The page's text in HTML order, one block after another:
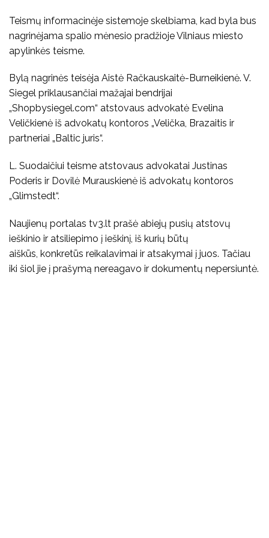
Teismų informacinėje sistemoje skelbiama, kad byla bus
nagrinėjama spalio mėnesio pradžioje Vilniaus miesto
apylinkės teisme.
Bylą nagrinės teisėja Aistė Račkauskaitė-Burneikienė. V.
Siegel priklausančiai mažajai bendrijai
„Shopbysiegel.com“ atstovaus advokatė Evelina
Veličkienė iš advokatų kontoros „Velička, Brazaitis ir
partneriai „Baltic juris“.
L. Suodaičiui teisme atstovaus advokatai Justinas
Poderis ir Dovilė Murauskienė iš advokatų kontoros
„Glimstedt“.
Naujienų portalas tv3.lt prašė abiejų pusių atstovų
ieškinio ir atsiliepimo į ieškinį, iš kurių būtų
aiškūs, konkretūs reikalavimai ir atsakymai į juos. Tačiau
iki šiol jie į prašymą nereagavo ir dokumentų nepersiuntė.